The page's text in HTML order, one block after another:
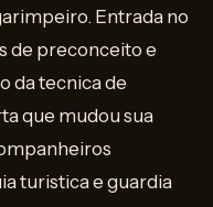
Entrada no
de preconceito e
da tecnica de
que mudou sua
turistica e guardia